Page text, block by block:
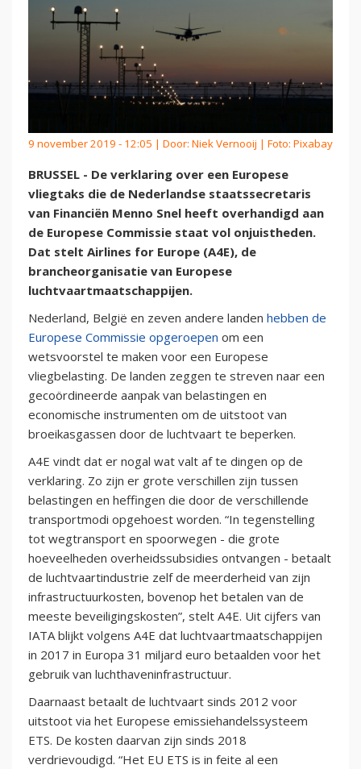
9 november 2019 - 12:05 | Door: Niek Vernooij | Foto: Pixabay
BRUSSEL - De verklaring over een Europese
vliegtaks die de Nederlandse staatssecretaris
van Financiën Menno Snel heeft overhandigd aan
de Europese Commissie staat vol onjuistheden.
Dat stelt Airlines for Europe (A4E), de
brancheorganisatie van Europese
luchtvaartmaatschappijen.
Nederland, België en zeven andere landen hebben de
Europese Commissie opgeroepen om een
wetsvoorstel te maken voor een Europese
vliegbelasting. De landen zeggen te streven naar een
gecoördineerde aanpak van belastingen en
economische instrumenten om de uitstoot van
broeikasgassen door de luchtvaart te beperken.
A4E vindt dat er nogal wat valt af te dingen op de
verklaring. Zo zijn er grote verschillen zijn tussen
belastingen en heffingen die door de verschillende
transportmodi opgehoest worden. “In tegenstelling
tot wegtransport en spoorwegen - die grote
hoeveelheden overheidssubsidies ontvangen - betaalt
de luchtvaartindustrie zelf de meerderheid van zijn
infrastructuurkosten, bovenop het betalen van de
meeste beveiligingskosten”, stelt A4E. Uit cijfers van
IATA blijkt volgens A4E dat luchtvaartmaatschappijen
in 2017 in Europa 31 miljard euro betaalden voor het
gebruik van luchthaveninfrastructuur.
Daarnaast betaalt de luchtvaart sinds 2012 voor
uitstoot via het Europese emissiehandelssysteem
ETS. De kosten daarvan zijn sinds 2018
verdrievoudigd. “Het EU ETS is in feite al een